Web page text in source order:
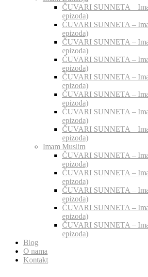
ČUVARI SUNNETA –
epizoda)
ČUVARI SUNNETA –
epizoda)
ČUVARI SUNNETA –
epizoda)
ČUVARI SUNNETA –
epizoda)
ČUVARI SUNNETA –
epizoda)
ČUVARI SUNNETA –
epizoda)
ČUVARI SUNNETA –
epizoda)
ČUVARI SUNNETA –
epizoda)
Imam Muslim
ČUVARI SUNNETA –
epizoda)
ČUVARI SUNNETA –
epizoda)
ČUVARI SUNNETA –
epizoda)
ČUVARI SUNNETA –
epizoda)
ČUVARI SUNNETA –
epizoda)
Blog
O nama
Kontakt